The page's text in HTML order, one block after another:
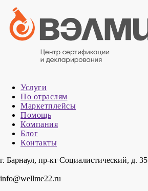
Услуги
По отраслям
Маркетплейсы
Помощь
Компания
Блог
Контакты
г. Барнаул, пр-кт Социалистический, д. 35
info@wellme22.ru